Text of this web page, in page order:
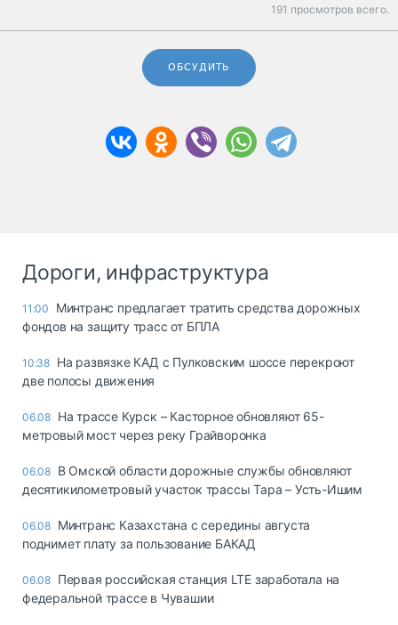
191 просмотров всего.
ОБСУДИТЬ
Дороги, инфраструктура
11:00
Минтранс предлагает тратить средства дорожных
фондов на защиту трасс от БПЛА
10:38 На развязке КАД с Пулковским шоссе перекроют
две полосы движения
06.08 На трассе Курск – Касторное обновляют 65-
метровый мост через реку Грайворонка
06.08 В Омской области дорожные службы обновляют
десятикилометровый участок трассы Тара – Усть-Ишим
06.08 Минтранс Казахстана с середины августа
поднимет плату за пользование БАКАД
06.08 Первая российская станция LTE заработала на
федеральной трассе в Чувашии